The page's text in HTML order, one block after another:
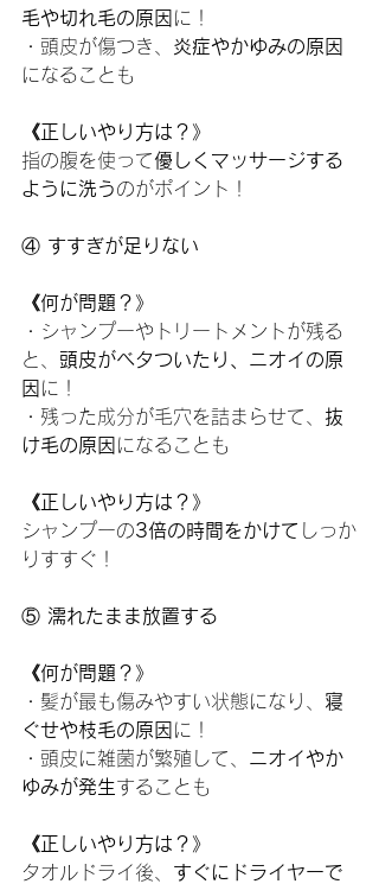
毛や切れ毛の原因 に！
・頭皮が傷つき、 炎症やかゆみの原因
になることも
《正しいやり方は？》
指の腹を使って優しくマッサージする
ように洗うのがポイント！
④ すすぎが足りない
《何が問題？》
・シャンプーやトリートメントが残る
と、 頭皮がベタついたり、ニオイの原
因 に！
・残った成分が毛穴を詰まらせて、 抜
け毛の原因 になることも
《正しいやり方は？》
シャンプーの3倍の時間をかけて しっか
りすすぐ！
⑤ 濡れたまま放置する
《何が問題？》
・髪が最も傷みやすい状態になり、 寝
ぐせや枝毛の原因 に！
・頭皮に雑菌が繁殖して、
ニオイやか
ゆみが発生することも
《正しいやり方は？》
タオルドライ後、 すぐにドライヤーで